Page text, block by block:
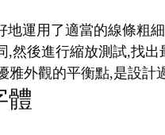
地運用了適當的線條粗
,然後進行縮放測試,找
雅外觀的平衡點,是設計
體